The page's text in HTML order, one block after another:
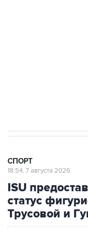
СПОРТ
18:54, 7 августа 2026
ISU
статус
Трусовой и